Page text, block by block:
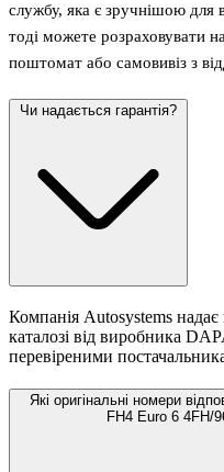
службу, яка є зручнішою для
тоді можете розраховувати
поштомат або самовивіз з
Чи надається гарантія?
Компанія Autosystems надає
каталозі від виробника
перевіреними
Які оригінальні номери
FH4 Euro 6 4FH/